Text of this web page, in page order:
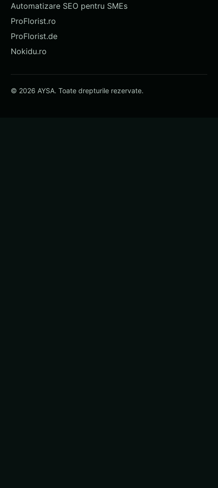
Automatizare SEO pentru SMEs
ProFlorist.ro
ProFlorist.de
Nokidu.ro
© 2026 AYSA. Toate drepturile rezervate.